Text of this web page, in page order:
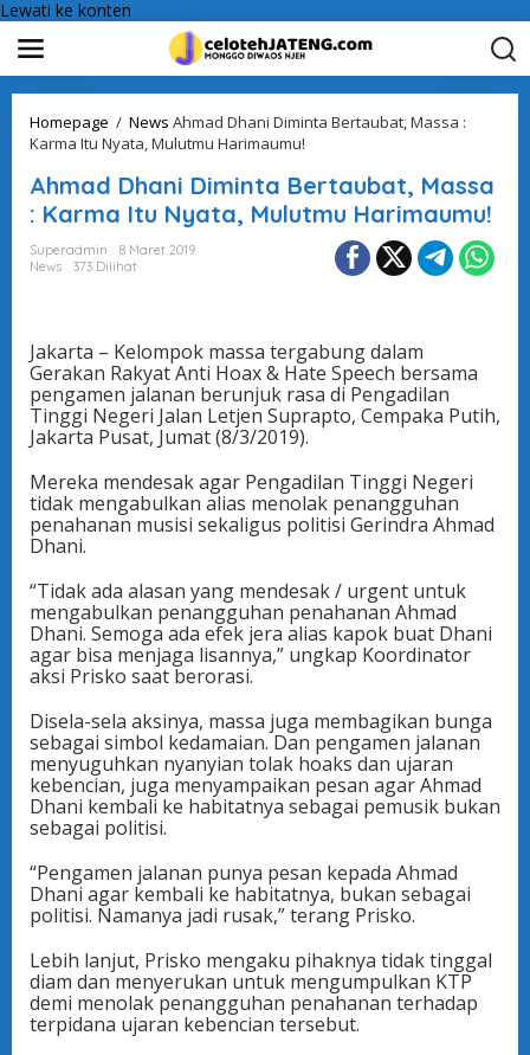
Lewati ke konten
Homepage / News Ahmad Dhani Diminta Bertaubat, Massa :
Karma Itu Nyata, Mulutmu Harimaumu!
Ahmad Dhani Diminta Bertaubat, Massa
: Karma Itu Nyata, Mulutmu Harimaumu!
Superadmin
8 Maret 2019
News
373 Dilihat
Jakarta – Kelompok massa tergabung dalam
Gerakan Rakyat Anti Hoax & Hate Speech bersama
pengamen jalanan berunjuk rasa di Pengadilan
Tinggi Negeri Jalan Letjen Suprapto, Cempaka Putih,
Jakarta Pusat, Jumat (8/3/2019).
Mereka mendesak agar Pengadilan Tinggi Negeri
tidak mengabulkan alias menolak penangguhan
penahanan musisi sekaligus politisi Gerindra Ahmad
Dhani.
“Tidak ada alasan yang mendesak / urgent untuk
mengabulkan penangguhan penahanan Ahmad
Dhani. Semoga ada efek jera alias kapok buat Dhani
agar bisa menjaga lisannya,” ungkap Koordinator
aksi Prisko saat berorasi.
Disela-sela aksinya, massa juga membagikan bunga
sebagai simbol kedamaian. Dan pengamen jalanan
menyuguhkan nyanyian tolak hoaks dan ujaran
kebencian, juga menyampaikan pesan agar Ahmad
Dhani kembali ke habitatnya sebagai pemusik bukan
sebagai politisi.
“Pengamen jalanan punya pesan kepada Ahmad
Dhani agar kembali ke habitatnya, bukan sebagai
politisi. Namanya jadi rusak,” terang Prisko.
Lebih lanjut, Prisko mengaku pihaknya tidak tinggal
diam dan menyerukan untuk mengumpulkan KTP
demi menolak penangguhan penahanan terhadap
terpidana ujaran kebencian tersebut.